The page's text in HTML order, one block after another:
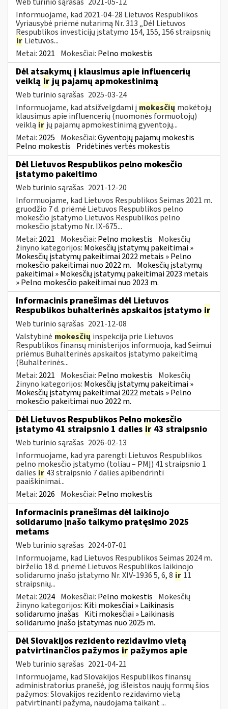
Informuojame, kad 2021-04-28 Lietuvos Respublikos
Vyriausybė priėmė nutarimą Nr. 313 „Dėl Lietuvos
Respublikos investicijų įstatymo 154, 155, 156 straipsnių
ir Lietuvos...
Metai: 2021 Mokesčiai: Pelno mokestis
Dėl atsakymų į klausimus apie influencerių
veiklą irjų pajamų apmokestinimą
Web turinio sąrašas 2025-03-24
Informuojame, kad atsižvelgdami į mokesčių mokėtojų
klausimus apie influencerių (nuomonės formuotojų)
veiklą ir jų pajamų apmokestinimą gyventojų...
Metai: 2025 Mokesčiai:Gyventojų pajamų mokestis
Pelno mokestis Pridėtinės vertės mokestis
Dėl Lietuvos Respublikos pelno mokesčio
įstatymo pakeitimo
Web turinio sąrašas 2021-12-20
Informuojame, kad Lietuvos Respublikos Seimas 2021 m.
gruodžio 7 d. priėmė Lietuvos Respublikos pelno
mokesčio įstatymo Lietuvos Respublikos pelno
mokesčio įstatymo Nr. IX-675...
Metai: 2021 Mokesčiai: Pelno mokestis Mokesčių
žinyno kategorijos: Mokesčių įstatymų pakeitimai »
Mokesčių įstatymų pakeitimai 2022 metais » Pelno
mokesčio pakeitimai nuo 2022 m. Mokesčių įstatymų
pakeitimai » Mokesčių įstatymų pakeitimai 2023 metais
» Pelno mokesčio pakeitimai nuo 2023 m.
Informacinis pranešimas dėl Lietuvos
Respublikos buhalterinės apskaitos įstatymo ir
Web turinio sąrašas 2021-12-08
Valstybinė mokesčių inspekcija prie Lietuvos
Respublikos finansų ministerijos informuoja, kad Seimui
priėmus Buhalterinės apskaitos įstatymo pakeitimą
(Buhalterinės...
Metai: 2021 Mokesčiai: Pelno mokestis Mokesčių
žinyno kategorijos: Mokesčių įstatymų pakeitimai »
Mokesčių įstatymų pakeitimai 2022 metais » Pelno
mokesčio pakeitimai nuo 2022 m.
Dėl Lietuvos Respublikos Pelno mokesčio
įstatymo 41 straipsnio 1 dalies ir 43 straipsnio
Web turinio sąrašas 2026-02-13
Informuojame, kad yra parengti Lietuvos Respublikos
pelno mokesčio įstatymo (toliau – PMĮ) 41 straipsnio 1
dalies ir 43 straipsnio 7 dalies apibendrinti
paaiškinimai...
Metai: 2026 Mokesčiai: Pelno mokestis
Informacinis pranešimas dėl laikinojo
solidarumo įnašo taikymo pratęsimo 2025
metams
Web turinio sąrašas 2024-07-01
Informuojame, kad Lietuvos Respublikos Seimas 2024 m.
birželio 18 d. priėmė Lietuvos Respublikos laikinojo
solidarumo įnašo įstatymo Nr. XIV-1936 5, 6, 8 ir 11
straipsnių...
Metai: 2024 Mokesčiai: Pelno mokestis Mokesčių
žinyno kategorijos: Kiti mokesčiai » Laikinasis
solidarumo įnašas Kiti mokesčiai » Laikinasis
solidarumo įnašo įstatymas nuo 2025 m.
Dėl Slovakijos rezidento rezidavimo vietą
patvirtinančios pažymos ir pažymos apie
Web turinio sąrašas 2021-04-21
Informuojame, kad Slovakijos Respublikos finansų
administratorius pranešė, jog išleistos naujų formų šios
pažymos: Slovakijos rezidento rezidavimo vietą
patvirtinanti pažyma, naudojama taikant ...